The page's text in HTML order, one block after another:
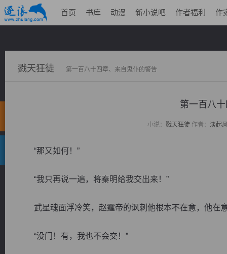
首页 书库 动漫 新小说吧 作者福利 作
戮天狂徒 第一百八十四章、来自鬼仆的警告
第一百八
小说： 戮天狂徒作者： 淡起
“那又如何！”
“我只再说一遍，将秦明给我交出来！”
武星魂面浮冷笑，赵霆帝的讽刺他根本不在意，他在
“没门！有，我也不会交！”